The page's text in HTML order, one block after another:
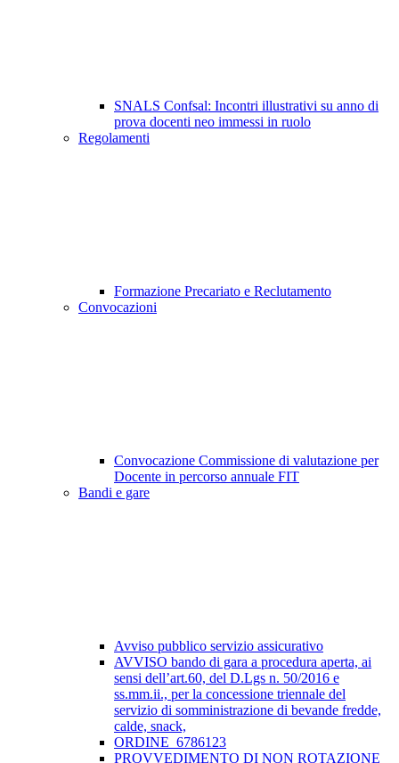
SNALS Confsal: Incontri illustrativi su anno di
prova docenti neo immessi in ruolo
Regolamenti
Formazione Precariato e Reclutamento
Convocazioni
Convocazione Commissione di valutazione per
Docente in percorso annuale FIT
Bandi e gare
Avviso pubblico servizio assicurativo
AVVISO bando di gara a procedura aperta, ai
sensi dell’art.60, del D.Lgs n. 50/2016 e
ss.mm.ii., per la concessione triennale del
servizio di somministrazione di bevande fredde,
calde, snack,
ORDINE_6786123
PROVVEDIMENTO DI NON ROTAZIONE